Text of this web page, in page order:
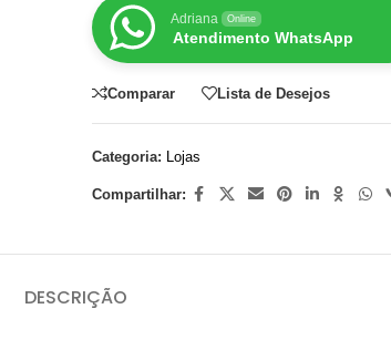
Adriana Online
Atendimento WhatsApp
Comparar Lista de Desejos
Categoria: Lojas
Compartilhar:
DESCRIÇÃO